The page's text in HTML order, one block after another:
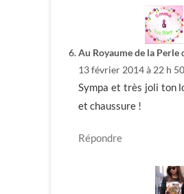
Au Royaume de la Perle
13 février 2014 à 22 h
Sympa et très joli ton
et chaussure !
Répondre